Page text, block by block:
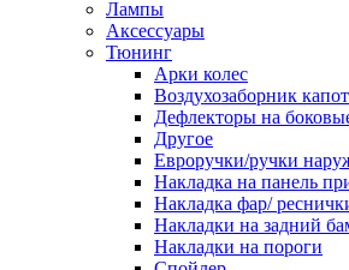
Лампы
Аксессуары
Тюнинг
Арки колес
Воздухозаборник
Дефлекторы на
Другое
Евроручки/ручки
Накладка на панель
Накладка фар/
Накладки на задний
Накладки на пороги